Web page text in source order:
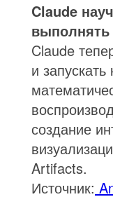
Claude
выполнять
Claude
и
создание
Artifacts.
Источник: